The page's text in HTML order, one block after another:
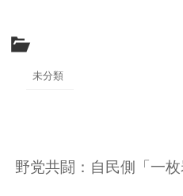
未分類
野党共闘：自民側「一